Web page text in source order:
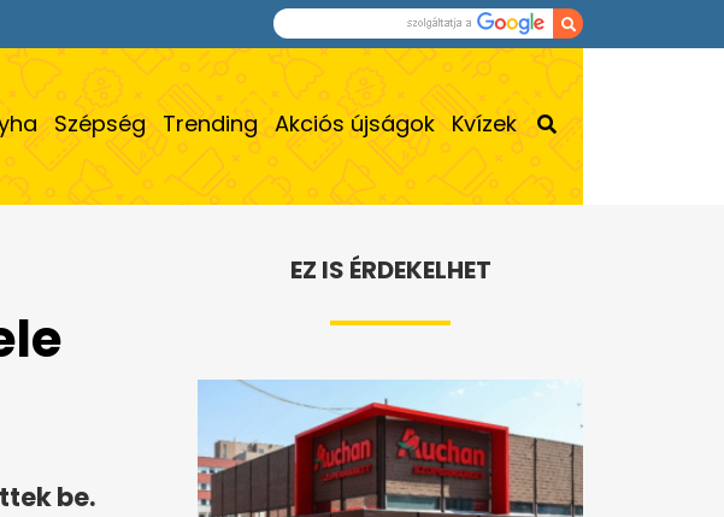
Szépség Trending Akciós újságok Kvízek
be.
EZ IS ÉRDEKELHET